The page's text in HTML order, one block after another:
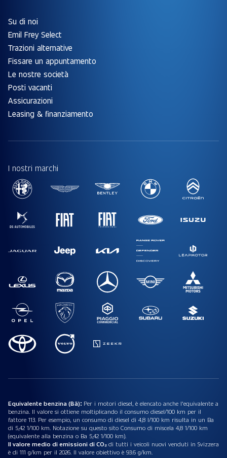
Su di noi
Emil Frey Select
Trazioni alternative
Fissare un appuntamento
Le nostre società
Posti vacanti
Assicurazioni
Leasing & finanziamento
I nostri marchi
Equivalente benzina (Bä): Per i motori diesel, è elencato anche l'equivalente a
benzina. Il valore si ottiene moltiplicando il consumo diesel/100 km per il
fattore 113. Per esempio, un consumo di diesel di 4,8 l/100 km risulta in un Ba
di 5,42 1/100 km. Notazione su questo sito Consumo di miscela 4,8 1/100 km
(equivalente alla benzina o Ba 5,42 1/100 km).
Il valore medio di emissioni di CO₂di tutti i veicoli nuovi venduti in Svizzera
è di 111 g/km per il 2026. Il valore obiettivo è 93.6 g/km.